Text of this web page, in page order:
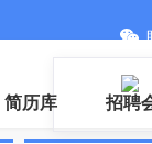
微信
简历库 招聘